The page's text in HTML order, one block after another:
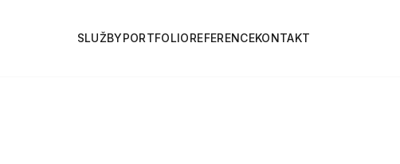
SLUŽBYPORTFOLIOREFERENCEKONTAKT